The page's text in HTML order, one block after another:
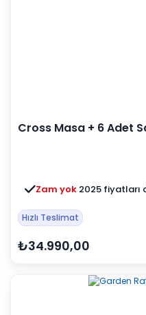
Cross Masa + 6 Adet
Zam yok 2025 fiyatları
Hızlı Teslimat
₺34.990,00